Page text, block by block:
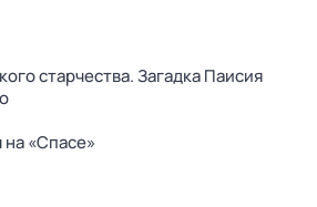
старчества. Загадка Паиcия
«Спасе»